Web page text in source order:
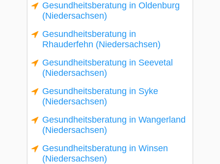
Gesundheitsberatung in Oldenburg
(Niedersachsen)
Gesundheitsberatung in
Rhauderfehn (Niedersachsen)
Gesundheitsberatung in Seevetal
(Niedersachsen)
Gesundheitsberatung in Syke
(Niedersachsen)
Gesundheitsberatung in Wangerland
(Niedersachsen)
Gesundheitsberatung in Winsen
(Niedersachsen)